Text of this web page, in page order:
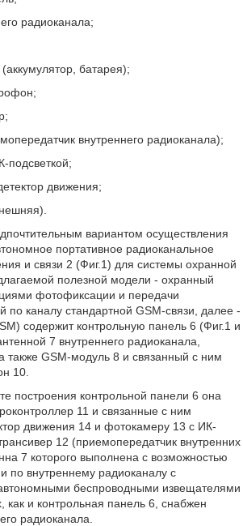
радиоканала;
батарея);
внутреннего радиоканала);
подсветкой;
движения;
вариантом осуществления
портативное радиоканальное
и связи 2 (Фиг.1) для системы охранной
полезной модели - охранный
фотофиксации и передачи
по каналу стандартной GSM-связи, далее -
содержит контрольную панель 6 (Фиг.1 и
7 внутреннего радиоканала,
также GSM-модуль 8 и связанный с ним
10.
построения контрольной панели 6 она
11 и связанные с ним
движения 14 и фотокамеру 13 с ИК-
12 (приемопередатчик внутренних
7 которого выполнена с возможностью
по внутреннему радиоканалу с
беспроводными извещателями
как и контрольная панель 6, снабжен
радиоканала.